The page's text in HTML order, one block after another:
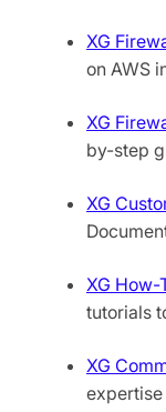
XG
on AWS
XG
by-step
XG
XG
tutorials
XG
expertise